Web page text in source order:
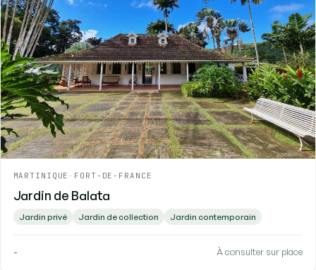
MARTINIQUE - FORT-DE-FRANCE
Jardin de Balata
Jardin privé Jardin de collection Jardin contemporain
- À consulter sur place